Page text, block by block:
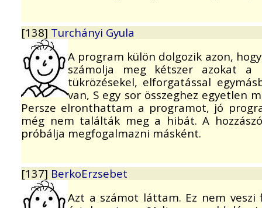
[138] Turchányi Gyula
A program külön dolgozik azon,
számolja meg kétszer azokat a
tükrözésekel, elforgatással
van, S egy sor összeghez
Persze elronthattam a programot, jó
még nem találták meg a hibát. A
próbálja megfogalmazni másként.
[137] BerkoErzsebet
Azt a számot láttam. Ez nem veszi